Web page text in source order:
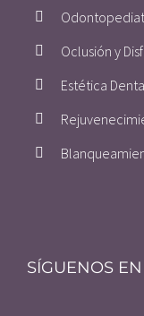
Oclusión y
Estética
SÍGUENOS